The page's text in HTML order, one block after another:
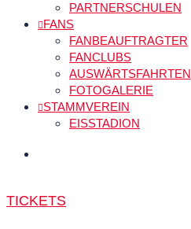
PARTNERSCHULEN
FANS
FANBEAUFTRAGTER
FANCLUBS
AUSWÄRTSFAHRTEN
FOTOGALERIE
STAMMVEREIN
EISSTADION
TICKETS